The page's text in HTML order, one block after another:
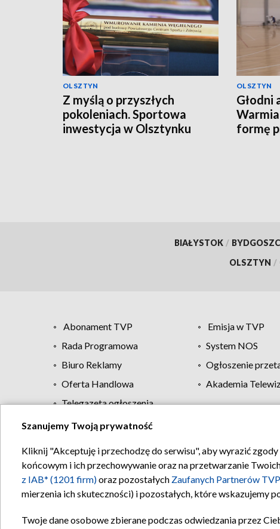
OLSZTYN
Z myślą o przyszłych
pokoleniach. Sportowa
inwestycja w Olsztynku
OLSZTYN
Głodni
formę
BIAŁYSTOK /
OLSZTYN /
Abonament TVP Emisja w TVP
Rada Programowa
System NOS
Biuro Reklamy
Ogłoszenie
Oferta Handlowa
Akademia
Telegazeta ogłoszenia
Regulamin TVP
Szanujemy Twoją prywatność
Kliknij "Akceptuję i przechodzę do serwisu", aby wyrazić
końcowym i ich przechowywanie oraz na przetwarzanie
z IAB* (1201 firm)oraz pozostałych Zaufanych Partnerów
mierzenia ich skuteczności) i pozostałych, które wskazujemy
Twoje dane osobowe zbierane podczas odwiedzania przez